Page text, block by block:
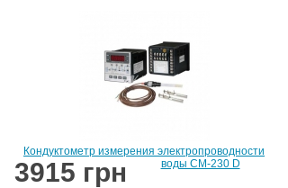
Кондуктометр измерения электропроводности
воды CM-230 D
3915 грн